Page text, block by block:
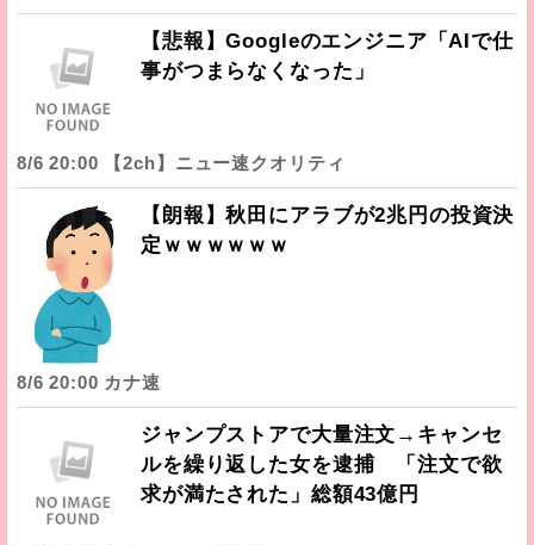
【悲報】Googleのエンジニア「AIで仕
事がつまらなくなった」
8/6 20:00 【2ch】ニュー速クオリティ
【朗報】秋田にアラブが2兆円の投資決
定ｗｗｗｗｗｗ
8/6 20:00 カナ速
ジャンプストアで大量注文→キャンセ
ルを繰り返した女を逮捕 「注文で欲
求が満たされた」総額43億円